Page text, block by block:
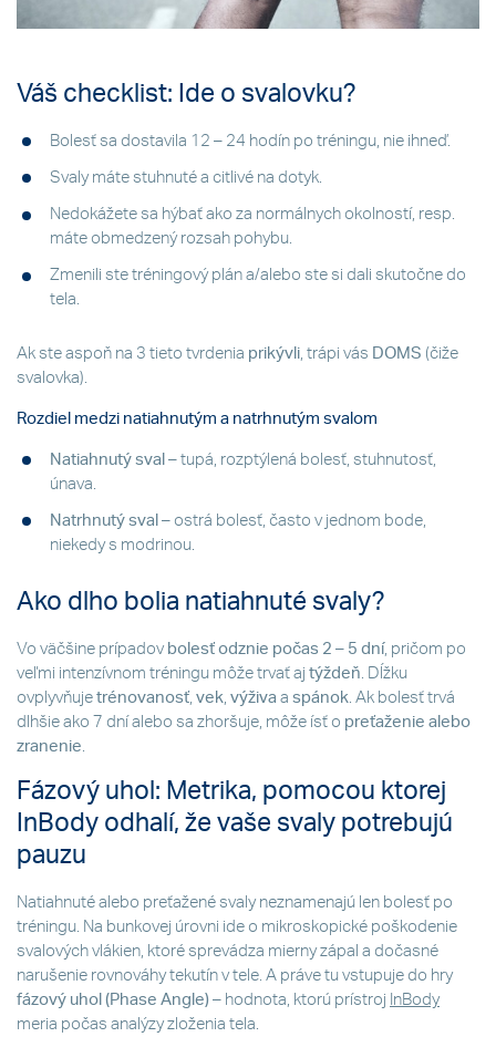
Váš checklist: Ide o svalovku?
Bolesť sa dostavila 12 – 24 hodín po tréningu, nie ihneď.
Svaly máte stuhnuté a citlivé na dotyk.
Nedokážete sa hýbať ako za normálnych okolností, resp.
máte obmedzený rozsah pohybu.
Zmenili ste tréningový plán a/alebo ste si dali skutočne do
tela.
Ak ste aspoň na 3 tieto tvrdenia prikývli , trápi vás DOMS (čiže
svalovka).
Rozdiel medzi natiahnutým a natrhnutým svalom
Natiahnutý sval – tupá, rozptýlená bolesť, stuhnutosť,
únava.
Natrhnutý sval – ostrá bolesť, často v jednom bode,
niekedy s modrinou.
Ako dlho bolia natiahnuté svaly?
Vo väčšine prípadov bolesť odznie počas 2 – 5 dní , pričom po
veľmi intenzívnom tréningu môže trvať aj týždeň . Dĺžku
ovplyvňuje trénovanosť vek výživa a spánok . Ak bolesť trvá
dlhšie ako 7 dní alebo sa zhoršuje, môže ísť o preťaženie alebo
zranenie
Fázový uhol: Metrika, pomocou ktorej
InBody odhalí, že vaše svaly potrebujú
pauzu
Natiahnuté alebo preťažené svaly neznamenajú len bolesť po
tréningu. Na bunkovej úrovni ide o mikroskopické poškodenie
svalových vlákien, ktoré sprevádza mierny zápal a dočasné
narušenie rovnováhy tekutín v tele. A práve tu vstupuje do hry
fázový uhol (Phase Angle) – hodnota, ktorú prístroj InBody
meria počas analýzy zloženia tela.